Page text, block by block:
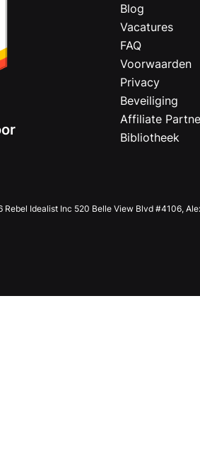
Blog
Vacatures
FAQ
Voorwaarden
Privacy
Beveiliging
Affiliate
Bibliotheek
Rebel Idealist Inc 520 Belle View Blvd #4106,